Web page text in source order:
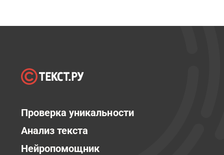
Проверка уникальности
Анализ текста
Нейропомощник